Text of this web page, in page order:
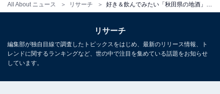
All About ニュース リサーチ
リサーチ
編集部が独自目線で調査したトピックスをはじめ、最新のリリース情報、ト
レンドに関するランキングなど、世の中で注目を集めている話題をお知らせ
しています。